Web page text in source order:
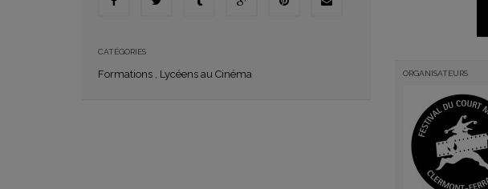
CATÉGORIES
Formations , Lycéens au Cinéma ORGANISATEURS